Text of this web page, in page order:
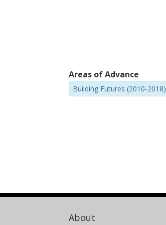
Areas of Advance
Building Futures (2010-2018)
About